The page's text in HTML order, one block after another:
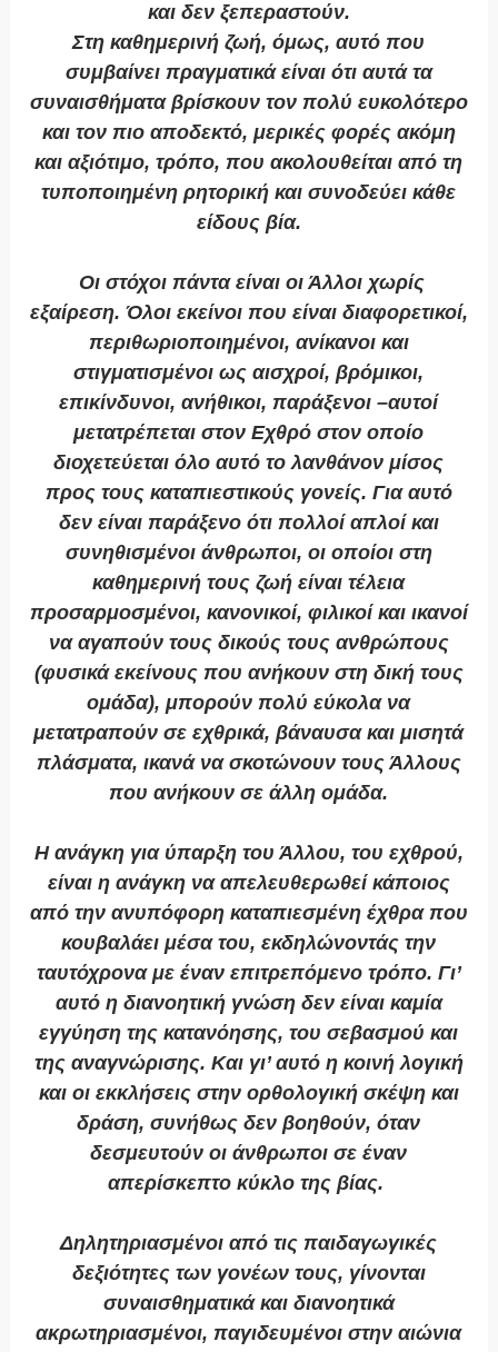
και δεν ξεπεραστούν.
Στη καθημερινή ζωή, όμως, αυτό που
συμβαίνει πραγματικά είναι ότι αυτά τα
συναισθήματα βρίσκουν τον πολύ ευκολότερο
και τον πιο αποδεκτό, μερικές φορές ακόμη
και αξιότιμο, τρόπο, που ακολουθείται από τη
τυποποιημένη ρητορική και συνοδεύει κάθε
είδους βία.
Οι στόχοι πάντα είναι οι Άλλοι χωρίς
εξαίρεση. Όλοι εκείνοι που είναι διαφορετικοί,
περιθωριοποιημένοι, ανίκανοι και
στιγματισμένοι ως αισχροί, βρόμικοι,
επικίνδυνοι, ανήθικοι, παράξενοι –αυτοί
μετατρέπεται στον Εχθρό στον οποίο
διοχετεύεται όλο αυτό το λανθάνον μίσος
προς τους καταπιεστικούς γονείς. Για αυτό
δεν είναι παράξενο ότι πολλοί απλοί και
συνηθισμένοι άνθρωποι, οι οποίοι στη
καθημερινή τους ζωή είναι τέλεια
προσαρμοσμένοι, κανονικοί, φιλικοί και ικανοί
να αγαπούν τους δικούς τους ανθρώπους
(φυσικά εκείνους που ανήκουν στη δική τους
ομάδα), μπορούν πολύ εύκολα να
μετατραπούν σε εχθρικά, βάναυσα και μισητά
πλάσματα, ικανά να σκοτώνουν τους Άλλους
που ανήκουν σε άλλη ομάδα.
Η ανάγκη για ύπαρξη του Άλλου, του εχθρού,
είναι η ανάγκη να απελευθερωθεί κάποιος
από την ανυπόφορη καταπιεσμένη έχθρα που
κουβαλάει μέσα του, εκδηλώνοντάς την
ταυτόχρονα με έναν επιτρεπόμενο τρόπο. Γι’
αυτό η διανοητική γνώση δεν είναι καμία
εγγύηση της κατανόησης, του σεβασμού και
της αναγνώρισης. Και γι’ αυτό η κοινή λογική
και οι εκκλήσεις στην ορθολογική σκέψη και
δράση, συνήθως δεν βοηθούν, όταν
δεσμευτούν οι άνθρωποι σε έναν
απερίσκεπτο κύκλο της βίας.
Δηλητηριασμένοι από τις παιδαγωγικές
δεξιότητες των γονέων τους, γίνονται
συναισθηματικά και διανοητικά
ακρωτηριασμένοι, παγιδευμένοι στην αιώνια